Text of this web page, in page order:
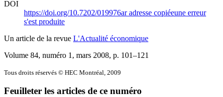
DOI
https://doi.org/10.7202/019976aradresse copiéeune erreur
s'est produite
Un article de la revue L'Actualité économique
Volume 84, numéro 1, mars 2008, p. 101–121
Tous droits réservés © HEC Montréal, 2009
Feuilleter les articles de ce numéro